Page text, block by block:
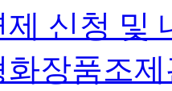
제 신청 및
화장품조